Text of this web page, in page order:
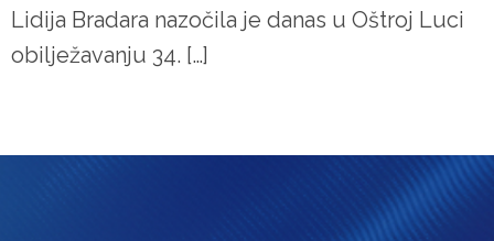
Lidija Bradara nazočila je danas u Oštroj Luci
obilježavanju 34. […]